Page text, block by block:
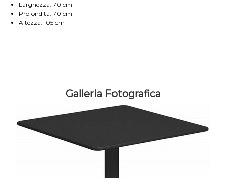
Larghezza: 70 cm
Profondità: 70 cm
Altezza: 105 cm
Galleria Fotografica